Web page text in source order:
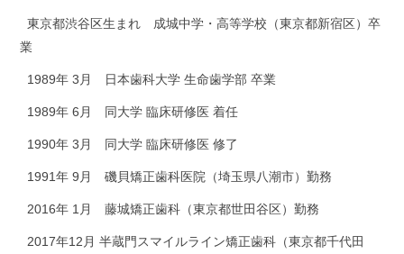
東京都渋谷区生まれ 成城中学・高等学校（東京都新宿区）卒
業
1989年 3月 日本歯科大学 生命歯学部 卒業
1989年 6月 同大学 臨床研修医 着任
1990年 3月 同大学 臨床研修医 修了
1991年 9月 磯貝矯正歯科医院（埼玉県八潮市）勤務
2016年 1月 藤城矯正歯科（東京都世田谷区）勤務
2017年12月 半蔵門スマイルライン矯正歯科（東京都千代田